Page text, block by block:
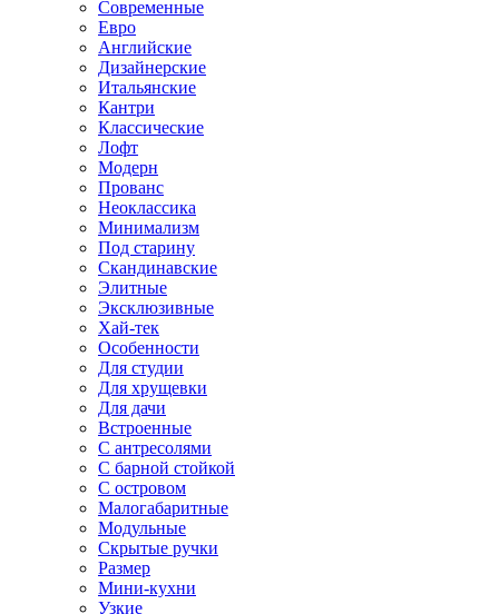
Современные
Евро
Английские
Дизайнерские
Итальянские
Кантри
Классические
Лофт
Модерн
Прованс
Неоклассика
Минимализм
Под старину
Скандинавские
Элитные
Эксклюзивные
Хай-тек
Особенности
Для студии
Для хрущевки
Для дачи
Встроенные
С антресолями
С барной стойкой
С островом
Малогабаритные
Модульные
Скрытые ручки
Размер
Мини-кухни
Узкие